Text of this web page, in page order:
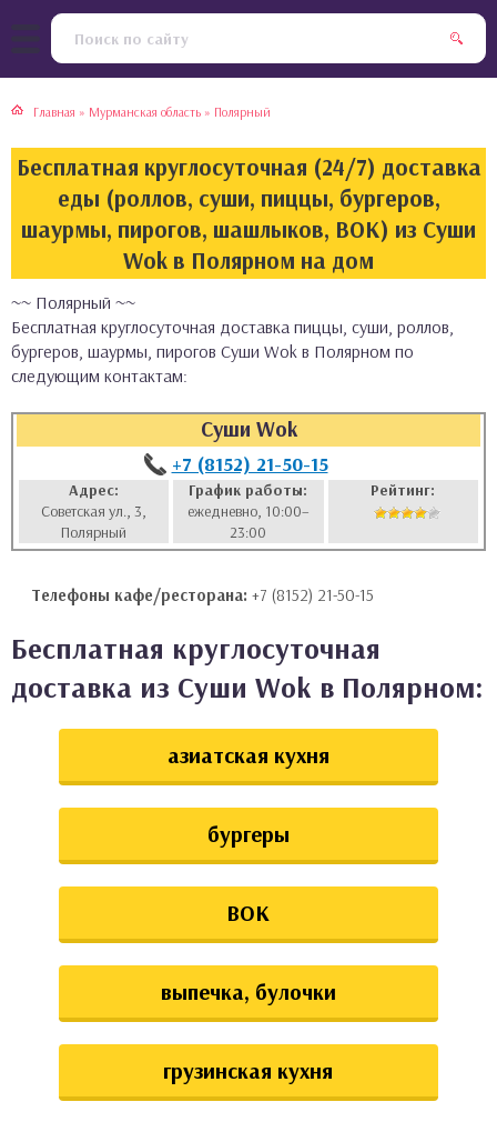
Главная » Мурманская область » Полярный
Бесплатная круглосуточная (24/7) доставка
еды (роллов, суши, пиццы, бургеров,
шаурмы, пирогов, шашлыков, ВОК) из Суши
Wok в Полярном на дом
~~ Полярный ~~
Бесплатная круглосуточная доставка пиццы, суши, роллов,
бургеров, шаурмы, пирогов Суши Wok в Полярном по
следующим контактам:
Суши Wok
+7 (8152) 21-50-15
Адрес:
Советская ул., 3,
Полярный
График работы:
ежедневно, 10:00–
23:00
Рейтинг:
Телефоны кафе/ресторана: +7 (8152) 21-50-15
Бесплатная круглосуточная
доставка из Суши Wok в Полярном:
азиатская кухня
бургеры
ВОК
выпечка, булочки
грузинская кухня
кухня
кухня
кухня
кухня
булочки